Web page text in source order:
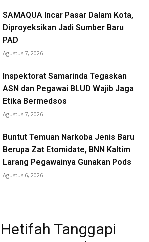
SAMAQUA Incar Pasar Dalam Kota,
Diproyeksikan Jadi Sumber Baru
PAD
Agustus 7, 2026
Inspektorat Samarinda Tegaskan
ASN dan Pegawai BLUD Wajib Jaga
Etika Bermedsos
Agustus 7, 2026
Buntut Temuan Narkoba Jenis Baru
Berupa Zat Etomidate, BNN Kaltim
Larang Pegawainya Gunakan Pods
Agustus 6, 2026